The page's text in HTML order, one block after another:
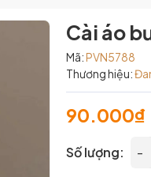
Cài áo
Mã:PVN5788
Thương hiệu:
90.000₫
Số lượng: -